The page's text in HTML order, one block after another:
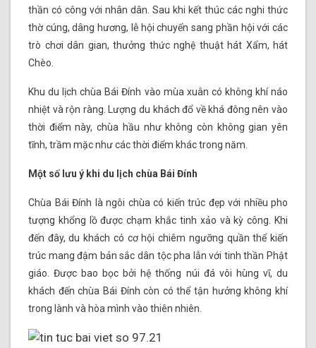
thần có công với nhân dân. Sau khi kết thúc các nghi thức
thờ cúng, dâng hương, lễ hội chuyển sang phần hội với các
trò chơi dân gian, thưởng thức nghệ thuật hát Xẩm, hát
Chèo.
Khu du lịch chùa Bái Đính vào mùa xuân có không khí náo
nhiệt và rộn ràng. Lượng du khách đổ về khá đông nên vào
thời điểm này, chùa hầu như không còn không gian yên
tĩnh, trầm mặc như các thời điểm khác trong năm.
Một số lưu ý khi du lịch chùa Bái Đính
Chùa Bái Đính là ngôi chùa có kiến trúc đẹp với nhiều pho
tượng khổng lồ được chạm khắc tinh xảo và kỳ công. Khi
đến đây, du khách có cơ hội chiêm ngưỡng quần thể kiến
trúc mang đậm bản sắc dân tộc pha lẫn với tinh thần Phật
giáo. Được bao bọc bởi hệ thống núi đá vôi hùng vĩ, du
khách đến chùa Bái Đính còn có thể tận hưởng không khí
trong lành và hòa mình vào thiên nhiên.